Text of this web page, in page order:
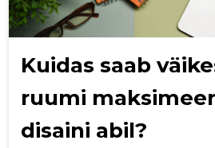
Kuidas saab
ruumi
disaini abil?